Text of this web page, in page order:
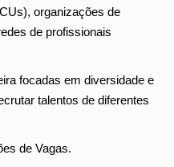
organizações de
de profissionais
focadas em diversidade e
talentos de diferentes
de Vagas.